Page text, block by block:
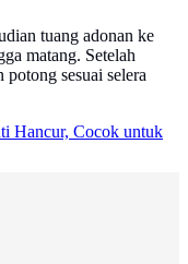
tuang adonan ke
matang. Setelah
sesuai selera
Hancur, Cocok untuk